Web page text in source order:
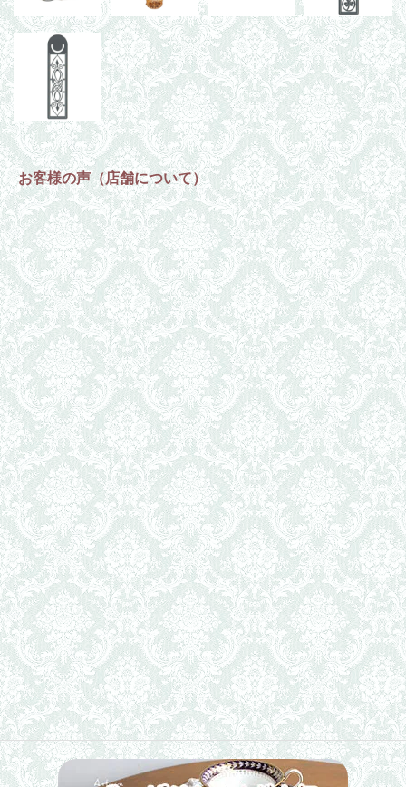
お客様の声（店舗について）